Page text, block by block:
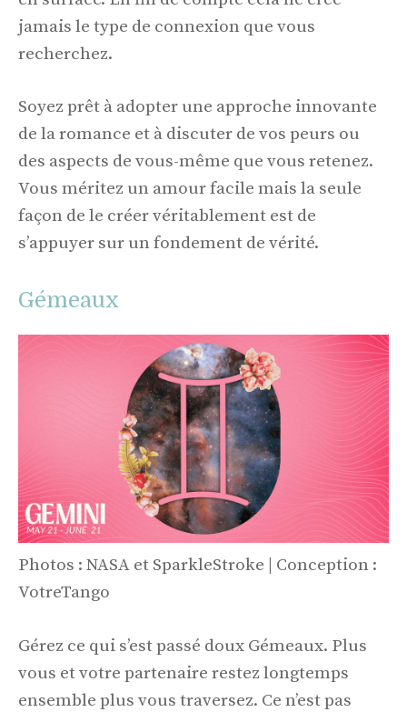
jamais le type de connexion que vous
recherchez.
Soyez prêt à adopter une approche innovante
de la romance et à discuter de vos peurs ou
des aspects de vous-même que vous retenez.
Vous méritez un amour facile mais la seule
façon de le créer véritablement est de
s’appuyer sur un fondement de vérité.
Gémeaux
Photos : NASA et SparkleStroke | Conception :
VotreTango
Gérez ce qui s’est passé doux Gémeaux. Plus
vous et votre partenaire restez longtemps
ensemble plus vous traversez. Ce n’est pas